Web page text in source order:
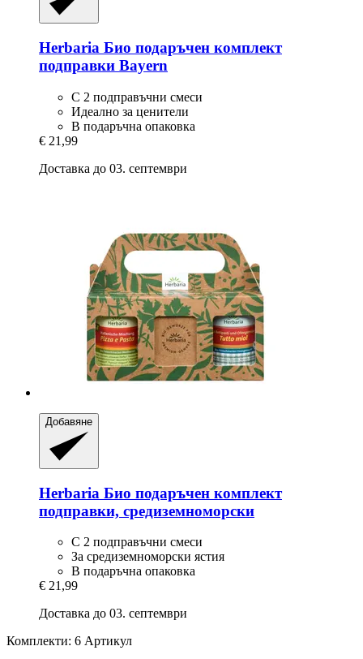
Herbaria Био подаръчен комплект
подправки Bayern
С 2 подправъчни смеси
Идеално за ценители
В подаръчна опаковка
€ 21,99
Доставка до 03. септември
Добавяне
Herbaria Био подаръчен комплект
подправки, средиземноморски
С 2 подправъчни смеси
За средиземноморски ястия
В подаръчна опаковка
€ 21,99
Доставка до 03. септември
Комплекти: 6 Артикул